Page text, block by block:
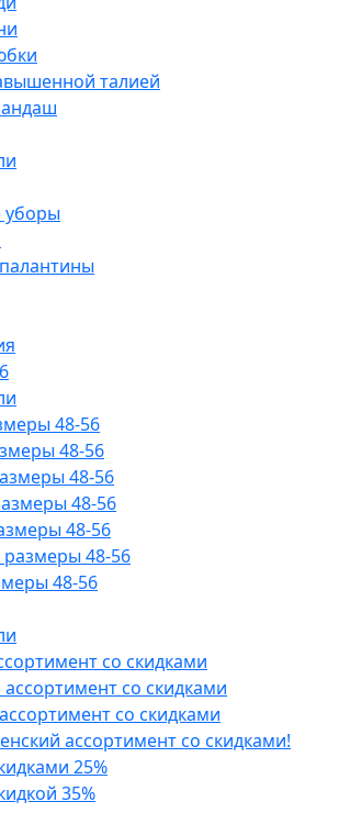
талией
уборы
48-56
48-56
48-56
48-56
48-56
48-56
48-56
со скидками
со скидками
со скидками
ассортимент со скидками!
25%
35%